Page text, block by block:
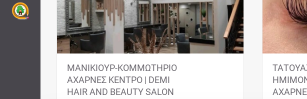
ΜΑΝΙΚΙΟΥΡ-ΚΟΜΜΩΤΗΡΙΟ ΑΧΑΡΝΕΣ ΚΕΝΤΡΟ |
DEMI HAIR AND BEAUTY SALON. Το κομμωτήριο
DEMI HAIR AND BEAUTY SALON λειτουργεί στις
Αχαρνές από το…
ΜΑΝΙΚΙΟΥΡ-ΚΟΜΜΩΤΗΡΙΟ
ΑΧΑΡΝΕΣ ΚΕΝΤΡΟ | DEMI
HAIR AND BEAUTY SALON
ΑΧΑΡΝΕΣ |